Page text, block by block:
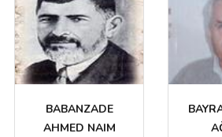
BABANZADE
AHMED NAIM